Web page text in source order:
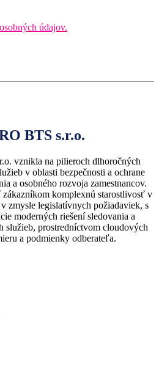
údajov.
BTS s.r.o.
vznikla na pilieroch dlhoročných
v oblasti bezpečnosti a ochrane
a osobného rozvoja zamestnancov.
komplexnú starostlivosť v
zmysle legislatívnych požiadaviek, s
moderných riešení sledovania a
služieb, prostredníctvom cloudových
a podmienky odberateľa.